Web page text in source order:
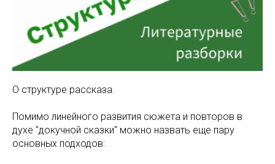
О структуре рассказа.
Помимо линейного развития сюжета и повторов в
духе "докучной сказки" можно назвать еще пару
основных подходов: